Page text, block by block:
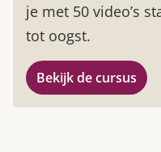
je met 50 video’s
tot oogst.
Bekijk de cursus